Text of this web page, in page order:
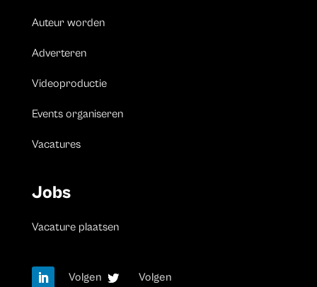
Auteur worden
Adverteren
Videoproductie
Events organiseren
Vacatures
Jobs
Vacature plaatsen
Volgen Volgen